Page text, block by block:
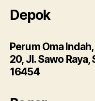
Depok
Perum Oma
20, Jl. Sawo Raya,
16454